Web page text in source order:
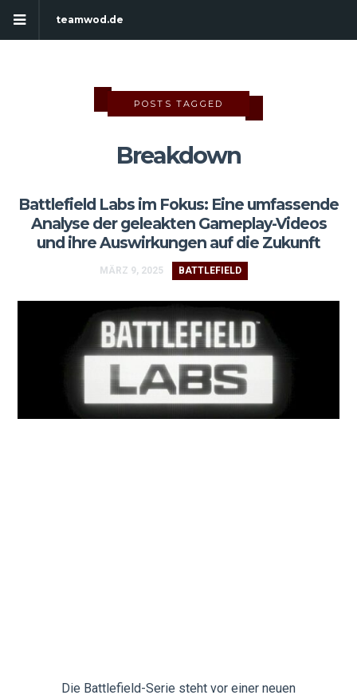
teamwod.de
POSTS TAGGED
Breakdown
Battlefield Labs im Fokus: Eine umfassende
Analyse der geleakten Gameplay-Videos
und ihre Auswirkungen auf die Zukunft
MÄRZ 9, 2025 BATTLEFIELD
Die Battlefield-Serie steht vor einer neuen